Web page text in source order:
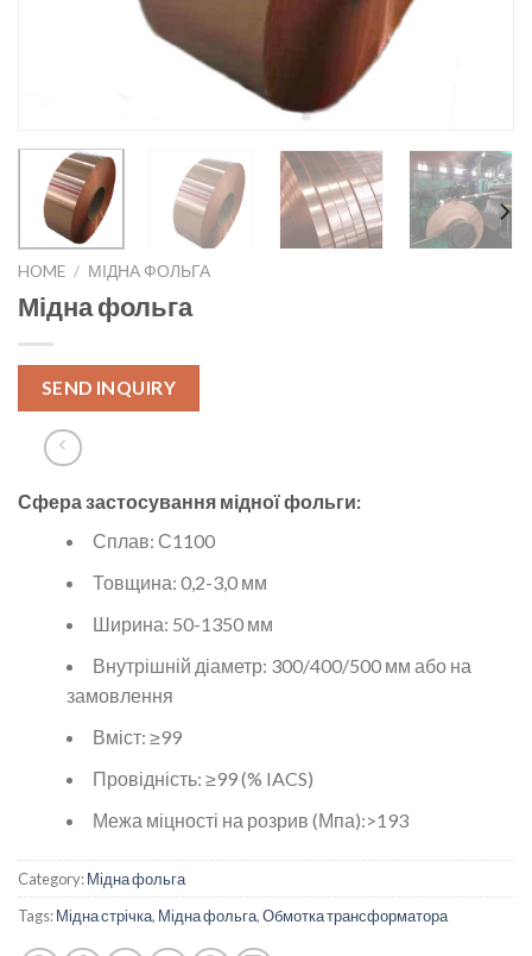
HOME / МІДНА ФОЛЬГА
Мідна фольга
SEND INQUIRY
Сфера застосування мідної фольги:
Сплав: С1100
Товщина: 0,2-3,0 мм
Ширина: 50-1350 мм
Внутрішній діаметр: 300/400/500 мм або на
замовлення
Вміст: ≥99
Провідність: ≥99 (% IACS)
Межа міцності на розрив (Мпа):>193
Category:Мідна фольга
Tags:Мідна стрічка, Мідна фольга,Обмотка трансформатора